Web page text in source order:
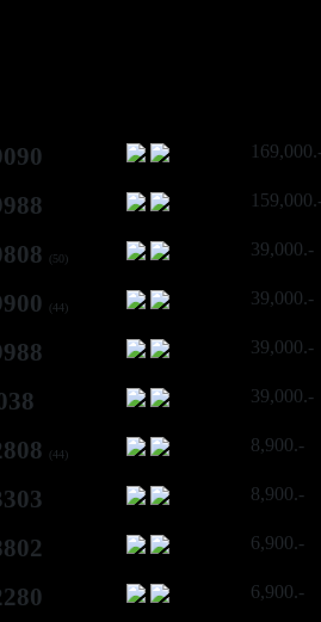
(50) 39,000.-
(44) 39,000.-
39,000.-
39,000.-
(44) 8,900.-
8,900.-
6,900.-
6,900.-